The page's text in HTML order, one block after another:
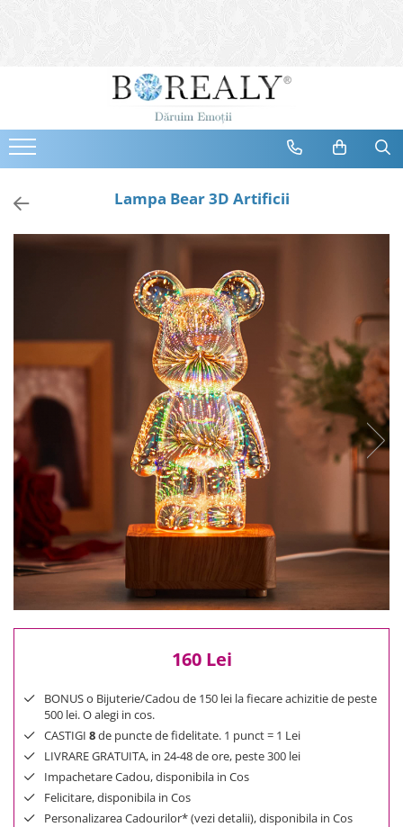
Bijuterii
Cercei
Bratari
Coliere
Brose
Bijuterii Copii
Bijuterii Mirese
Selectii
Reduceri
Cele mai noi
Cele mai vandute
Cele mai votate
Cu video
Pret
0 Lei - 100 Lei
100 Lei - 200 Lei
200 Lei - 300 Lei
300 Lei - 500 Lei
Lampa Bear 3D Artificii
160 Lei
BONUS o Bijuterie/Cadou de 150 lei la fiecare achizitie de peste
500 lei. O alegi in cos.
CASTIGI 8de puncte de fidelitate. 1 punct = 1 Lei
LIVRARE GRATUITA, in 24-48 de ore, peste 300 lei
Impachetare Cadou, disponibila in Cos
Felicitare, disponibila in Cos
Personalizarea Cadourilor* (vezi detalii), disponibila in Cos